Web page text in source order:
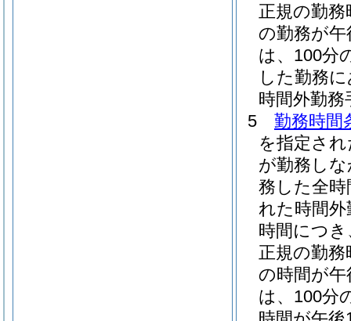
正規の勤
の勤務が
は、100分
した勤務
時間外勤
5
勤務時間
を指定さ
が勤務し
務した全
れた時間
時間につき
正規の勤
の時間が
は、100分